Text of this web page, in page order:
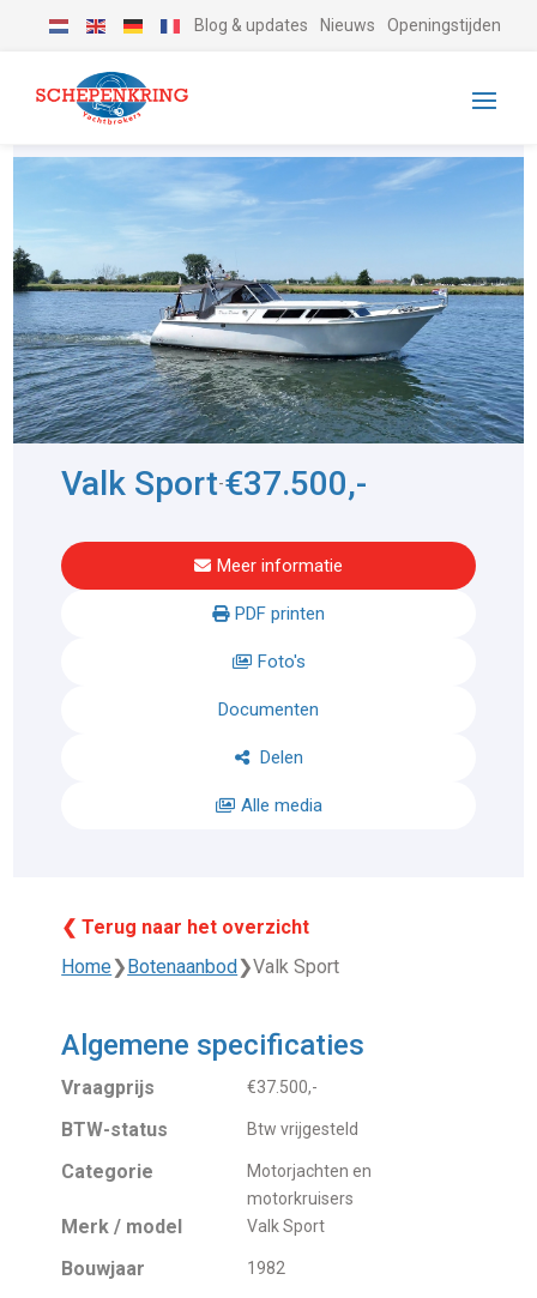
Blog & updates Nieuws Openingstijden
Valk Sport-€37.500,-
Meer informatie
PDF printen
Foto's
Documenten
Delen
Alle media
❮ Terug naar het overzicht
Home❯ Botenaanbod ❯Valk Sport
Algemene specificaties
Vraagprijs €37.500,-
BTW-status Btw vrijgesteld
Categorie
Motorjachten en
motorkruisers
Merk / model Valk Sport
Bouwjaar 1982